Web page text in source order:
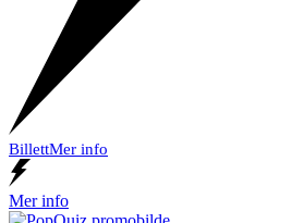
BillettMer info
Mer info